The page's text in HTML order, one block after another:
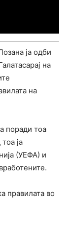
ја одби
на
на
поради тоа
ја
(УЕФА) и
правилата во